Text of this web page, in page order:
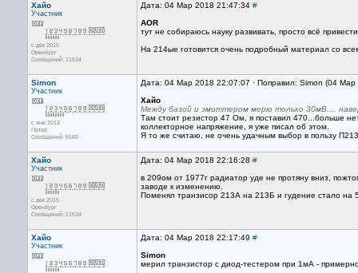
Хайо
Участник
с дек 2015
Оренбург
Сообщений: 21534
Дата: 04 Мар 2018 21:47:34 #
AOR
тут не собираюсь науку развивать, просто всё
На 214ые готовится очень подробный материал со
Simon
Участник
с янв 2013
Питер
Сообщений: 5580
Дата: 04 Мар 2018 22:07:07 · Поправил: Simon (04
Хайо
Между базой и эмиттером мерю только 30мВ....
Там стоит резистор 47 Ом, я поставил 470...больше
коллекторное напряжение, я уже писал об этом.
Я то же считаю, не очень удачным выбор в пользу
Хайо
Участник
с дек 2015
Оренбург
Сообщений: 21534
Дата: 04 Мар 2018 22:16:28 #
в 209ом от 1977г радиатор уде не протяну вниз,
заводе к изменению.
Поменял транзисор 213А на 213Б и гудение стало
Хайо
Участник
Дата: 04 Мар 2018 22:17:49 #
Simon
мерил транзистор с диод-тестером при 1мА -